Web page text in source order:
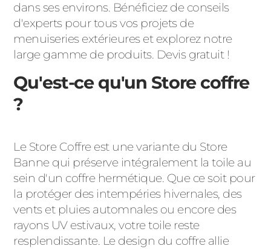
dans ses environs. Bénéficiez de conseils
d'experts pour tous vos projets de
menuiseries extérieures et explorez notre
large gamme de produits. Devis gratuit !
Qu'est-ce qu'un Store coffre
?
Le Store Coffre est une variante du Store
Banne qui préserve intégralement la toile au
sein d'un coffre hermétique. Que ce soit pour
la protéger des intempéries hivernales, des
vents et pluies automnales ou encore des
rayons UV estivaux, votre toile reste
resplendissante. Le design du coffre allie